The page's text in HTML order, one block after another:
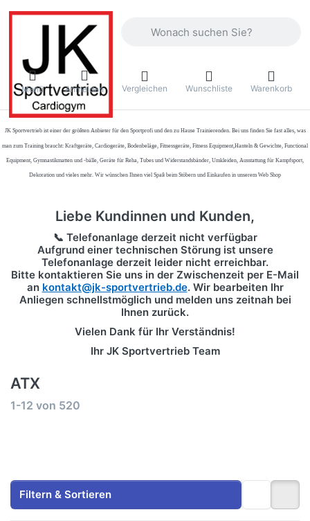
Menü Anmelden Vergleichen Wunschliste Warenkorb
JK Sportvertrieb ist einer der größten Anbieter für den Sportprofi und den zu Hause Trainierenden. Bei uns finden Sie fast alles, was
man zum Training braucht: Kraftgeräte, Cardiogeräte, Bodenbeläge, Fitnessgeräte, Fitness Equipment,Hanteln & Gewichte, Functional
Equipment, Gymnastikmatten und -bälle, Geräte für Reha, Tubes und Widerstandsbänder, Umkleiden, Ausstattung für Kampfsport,
Dekoration und vieles mehr. Wir wünschen Ihnen viel Spaß beim Stöbern und Einkaufen in unserem Web Shop
Liebe Kundinnen und Kunden,
📞 Telefonanlage derzeit nicht verfügbar
Aufgrund einer technischen Störung ist unsere
Telefonanlage derzeit leider nicht erreichbar.
Bitte kontaktieren Sie uns in der Zwischenzeit per E-Mail
an kontakt@jk-sportvertrieb.de. Wir bearbeiten Ihr
Anliegen schnellstmöglich und melden uns zeitnah bei
Ihnen zurück.
Vielen Dank für Ihr Verständnis!
Ihr JK Sportvertrieb Team
ATX
Suchergebnisse:
1-12 von 520
Filtern & Sortieren